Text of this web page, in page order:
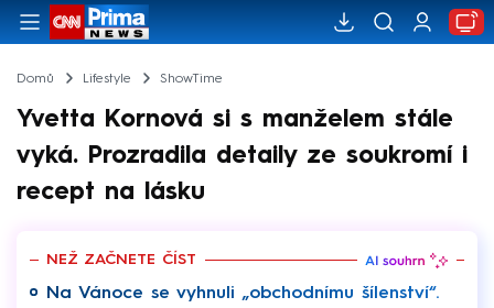
Domů Lifestyle ShowTime
Yvetta Kornová si s manželem stále
vyká. Prozradila detaily ze soukromí i
recept na lásku
NEŽ ZAČNETE ČÍST
Na Vánoce se vyhnuli „obchodnímu šílenství“.